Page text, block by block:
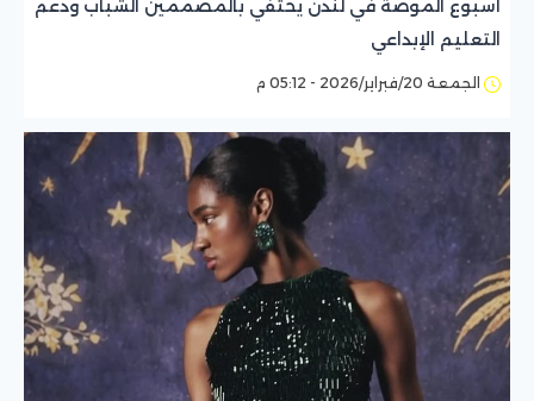
أسبوع الموضة في لندن يحتفي بالمصممين الشباب ودعم
التعليم الإبداعي
الجمعة 20/فبراير/2026 - 05:12 م